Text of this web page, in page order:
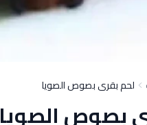
لحم بقرى بصوص الصويا
بصوص الصويا